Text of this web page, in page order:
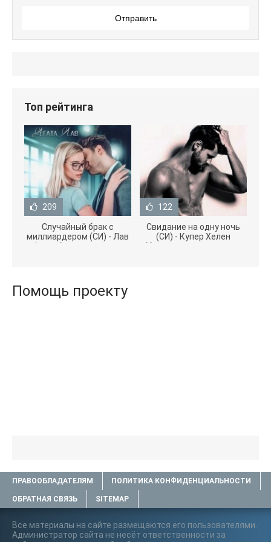
Отправить
Топ рейтинга
209
Случайный брак с
миллиардером (СИ) - Лав
Агата (полная версия
122
Свидание на одну ночь
(СИ) - Купер Хелен
(бесплатные серии книг
Помощь проекту
ПРАВООБЛАДАТЕЛЯМ ПОЛИТИКА КОНФИДЕНЦИАЛЬНОСТИ
ОБРАТНАЯ СВЯЗЬ SITEMAP
Все материалы на сайте размещаются его пользователями.
Администратор сайта не несёт ответственности за